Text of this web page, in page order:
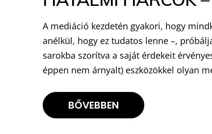
A mediáció kezdetén gyakori, hogy
anélkül, hogy ez tudatos lenne –,
sarokba szorítva a saját érdekeit
éppen nem árnyalt) eszközökkel olyan
BŐVEBBEN